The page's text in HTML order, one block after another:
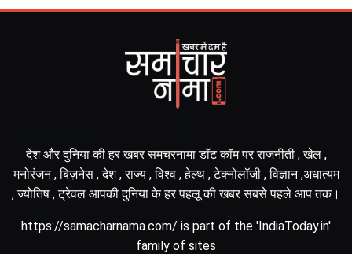
देश और दुनिया की हर खबर समचरनामा डॉट कॉम पर राजनीती , खेल ,
मनोरंजन , बिज़नेस , देश , राज्य , विश्व , हेल्थ , टेक्नोलॉजी , विज्ञान ,अधात्यम
, ज्योतिष , ट्रेवल आपकी दुनिया के हर पहलू की खबर सबसे पहले आप तक।
https://samacharnama.com/ is part of the 'IndiaToday.in'
family of sites